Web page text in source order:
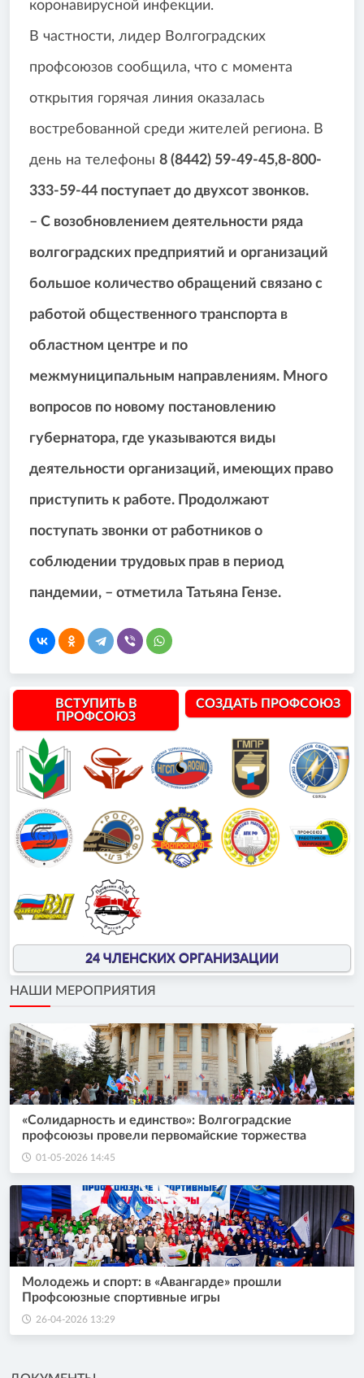
коронавирусной инфекции.
В частности, лидер Волгоградских
профсоюзов сообщила, что с момента
открытия горячая линия оказалась
востребованной среди жителей региона. В
день на телефоны 8 (8442) 59-49-45,8-800-
333-59-44 поступает до двухсот звонков.
– С возобновлением деятельности ряда
волгоградских предприятий и организаций
большое количество обращений связано с
работой общественного транспорта в
областном центре и по
межмуниципальным направлениям. М ного
вопросов по новому постановлению
губернатора, где указываются виды
деятельности организаций, имеющих право
приступить к работе. Продолжают
поступать звонки от работников о
соблюдении трудовых прав в период
пандемии, – отметила Татьяна Гензе.
ВСТУПИТЬ В
ПРОФСОЮЗ
СОЗДАТЬ ПРОФСОЮЗ
24 ЧЛЕНСКИХ ОРГАНИЗАЦИИ
НАШИ МЕРОПРИЯТИЯ
«Солидарность и единство»: Волгоградские
профсоюзы провели первомайские торжества
01-05-2026 14:45
Молодежь и спорт: в «Авангарде» прошли
Профсоюзные спортивные игры
26-04-2026 13:29